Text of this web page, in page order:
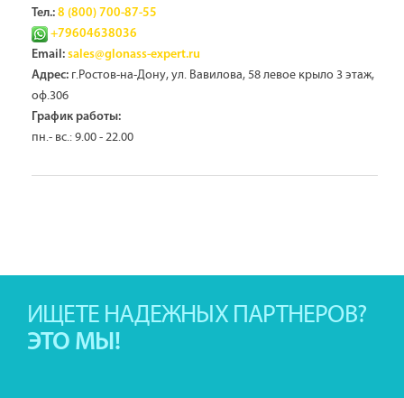
Тел.: 8 (800) 700-87-55
+79604638036
Email: sales@glonass-expert.ru
Адрес: г.Ростов-на-Дону, ул. Вавилова, 58 левое крыло 3 этаж,
оф.306
График работы:
пн.- вс.: 9.00 - 22.00
ИЩЕТЕ НАДЕЖНЫХ ПАРТНЕРОВ?
ЭТО МЫ!